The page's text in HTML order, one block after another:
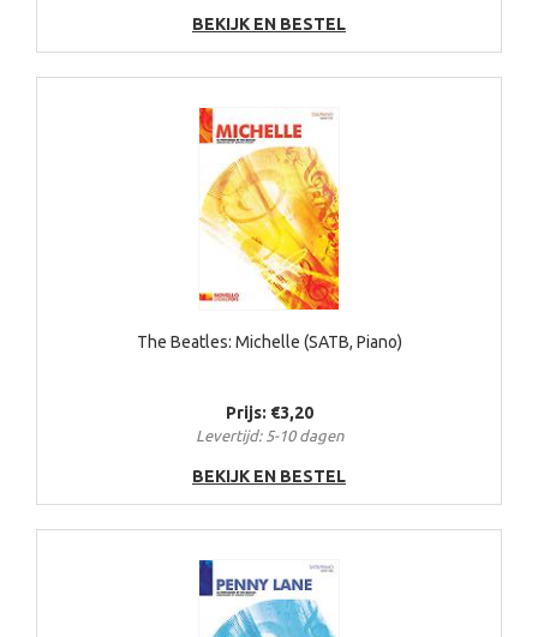
BEKIJK EN BESTEL
The Beatles: Michelle (SATB, Piano)
Prijs: €3,20
Levertijd: 5-10 dagen
BEKIJK EN BESTEL